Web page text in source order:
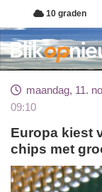
Overslaan
en
naar
de
gaan
10 graden
maandag, 11.
09:10
Europa kiest voor proeffabriek fotonische
chips met